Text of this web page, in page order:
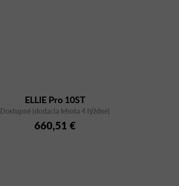
ELLIE Pro 10ST
Dostupné (dodacia lehota 4 týždne)
660,51 €